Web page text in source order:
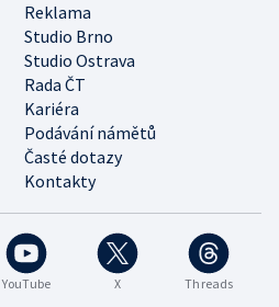
Reklama
Studio Brno
Studio Ostrava
Rada ČT
Kariéra
Podávání námětů
Časté dotazy
Kontakty
YouTube X Threads